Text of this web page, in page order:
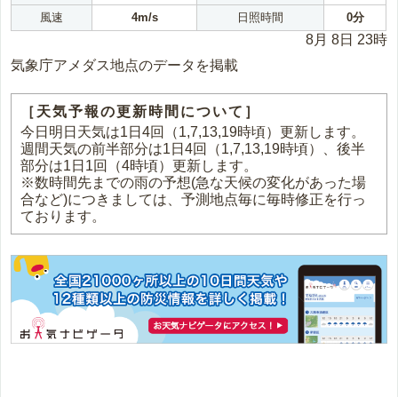
風速
4m/s 日照時間 0分
8月 8日 23時
気象庁アメダス地点のデータを掲載
［天気予報の更新時間について］
今日明日天気は1日4回（1,7,13,19時頃）更新します。
週間天気の前半部分は1日4回（1,7,13,19時頃）、後半
部分は1日1回（4時頃）更新します。
※数時間先までの雨の予想(急な天候の変化があった場
合など)につきましては、予測地点毎に毎時修正を行っ
ております。